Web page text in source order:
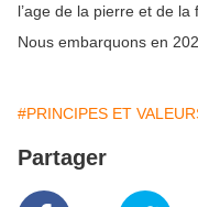
l’age de la pierre et de la
Nous embarquons en
#PRINCIPES ET
Partager